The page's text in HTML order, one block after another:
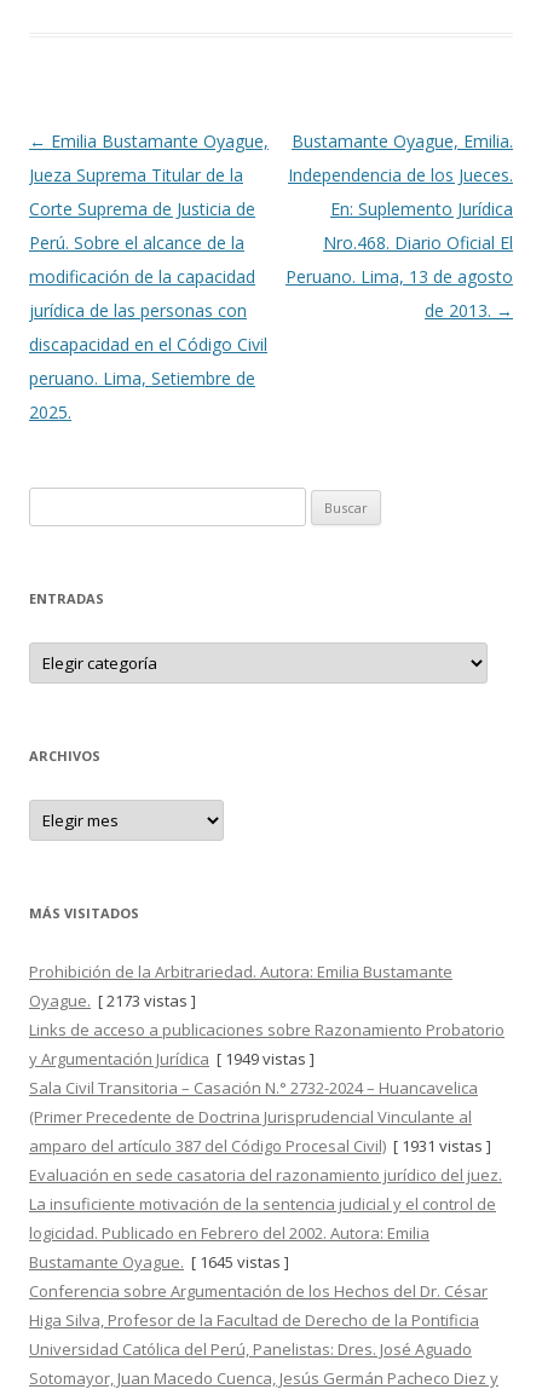
k r
Navegación
de
entradas
← Emilia Bustamante Oyague,
Jueza Suprema Titular de la
Corte Suprema de Justicia de
Perú. Sobre el alcance de la
modificación de la capacidad
jurídica de las personas con
discapacidad en el Código Civil
peruano. Lima, Setiembre de
2025.
Bustamante Oyague, Emilia.
Independencia de los Jueces.
En: Suplemento Jurídica
Nro.468. Diario Oficial El
Peruano. Lima, 13 de agosto
de 2013. →
u
c
r
:
ENTRADAS
E
T
A
S
ARCHIVOS
A
c
o
s
MÁS VISITADOS
Prohibición de la Arbitrariedad. Autora: Emilia Bustamante
Oyague. [ 2173 vistas ]
Links de acceso a publicaciones sobre Razonamiento Probatorio
y Argumentación Jurídica [ 1949 vistas ]
Sala Civil Transitoria – Casación N.° 2732-2024 – Huancavelica
(Primer Precedente de Doctrina Jurisprudencial Vinculante al
amparo del artículo 387 del Código Procesal Civil) [ 1931 vistas ]
Evaluación en sede casatoria del razonamiento jurídico del juez.
La insuficiente motivación de la sentencia judicial y el control de
logicidad. Publicado en Febrero del 2002. Autora: Emilia
Bustamante Oyague. [ 1645 vistas ]
Conferencia sobre Argumentación de los Hechos del Dr. César
Higa Silva, Profesor de la Facultad de Derecho de la Pontificia
Universidad Católica del Perú, Panelistas: Dres. José Aguado
Sotomayor, Juan Macedo Cuenca, Jesús Germán Pacheco Diez y